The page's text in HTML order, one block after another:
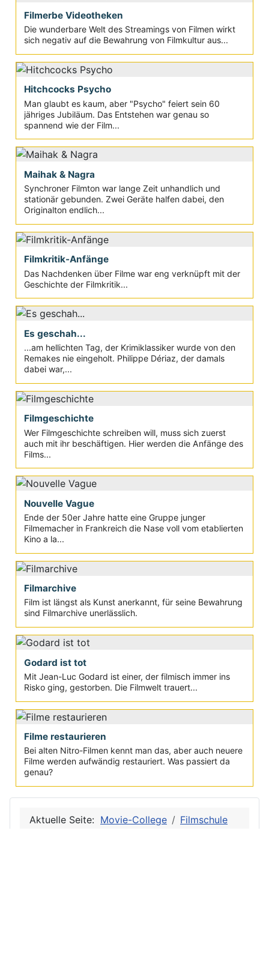
Filmerbe Videotheken
Die wunderbare Welt des Streamings von Filmen wirkt
sich negativ auf die Bewahrung von Filmkultur aus...
Hitchcocks Psycho
Man glaubt es kaum, aber "Psycho" feiert sein 60
jähriges Jubiläum. Das Entstehen war genau so
spannend wie der Film...
Maihak & Nagra
Synchroner Filmton war lange Zeit unhandlich und
stationär gebunden. Zwei Geräte halfen dabei, den
Originalton endlich...
Filmkritik-Anfänge
Das Nachdenken über Filme war eng verknüpft mit der
Geschichte der Filmkritik...
Es geschah...
...am hellichten Tag, der Krimiklassiker wurde von den
Remakes nie eingeholt. Philippe Dériaz, der damals
dabei war,...
Filmgeschichte
Wer Filmgeschichte schreiben will, muss sich zuerst
auch mit ihr beschäftigen. Hier werden die Anfänge des
Films...
Nouvelle Vague
Ende der 50er Jahre hatte eine Gruppe junger
Filmemacher in Frankreich die Nase voll vom etablierten
Kino a la...
Filmarchive
Film ist längst als Kunst anerkannt, für seine Bewahrung
sind Filmarchive unerlässlich.
Godard ist tot
Mit Jean-Luc Godard ist einer, der filmisch immer ins
Risko ging, gestorben. Die Filmwelt trauert...
Filme restaurieren
Bei alten Nitro-Filmen kennt man das, aber auch neuere
Filme werden aufwändig restauriert. Was passiert da
genau?
Aktuelle Seite: Movie-College
Filmschule